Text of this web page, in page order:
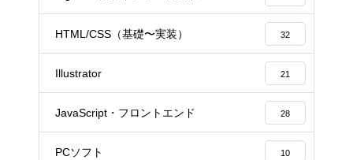
HTML/CSS（基礎〜実装） 32
Illustrator 21
JavaScript・フロントエンド 28
PCソフト 10